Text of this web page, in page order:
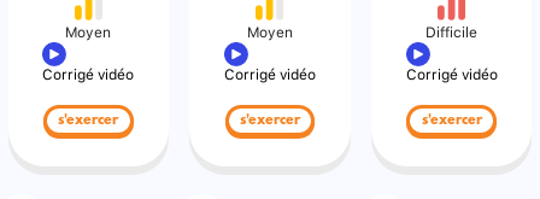
Moyen
Corrigé vidéo
s'exercer
Moyen
Corrigé vidéo
s'exercer
Difficile
Corrigé vidéo
s'exercer